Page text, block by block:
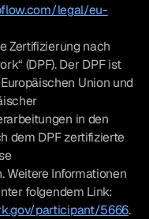
legal/eu-
Zertifizierung nach
(DPF). Der DPF ist
Union und
in den
dem DPF zertifizierte
Weitere Informationen
folgendem Link:
participant/5666.